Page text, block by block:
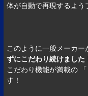
体が自動で再現するよう
このように一般メーカ
ずにこだわり続けました
こだわり機能が満載の
す！